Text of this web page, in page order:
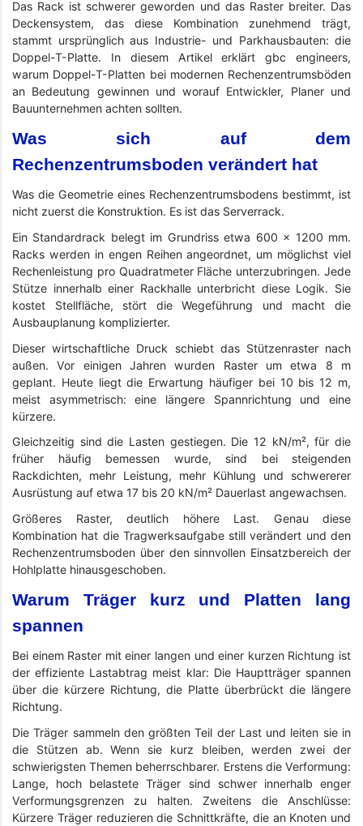
Das Rack ist schwerer geworden und das Raster breiter. Das
Deckensystem, das diese Kombination zunehmend trägt,
stammt ursprünglich aus Industrie- und Parkhausbauten: die
Doppel-T-Platte. In diesem Artikel erklärt gbc engineers,
warum Doppel-T-Platten bei modernen Rechenzentrumsböden
an Bedeutung gewinnen und worauf Entwickler, Planer und
Bauunternehmen achten sollten.
Was sich auf dem
Rechenzentrumsboden verändert hat
Was die Geometrie eines Rechenzentrumsbodens bestimmt, ist
nicht zuerst die Konstruktion. Es ist das Serverrack.
Ein Standardrack belegt im Grundriss etwa 600 × 1200 mm.
Racks werden in engen Reihen angeordnet, um möglichst viel
Rechenleistung pro Quadratmeter Fläche unterzubringen. Jede
Stütze innerhalb einer Rackhalle unterbricht diese Logik. Sie
kostet Stellfläche, stört die Wegeführung und macht die
Ausbauplanung komplizierter.
Dieser wirtschaftliche Druck schiebt das Stützenraster nach
außen. Vor einigen Jahren wurden Raster um etwa 8 m
geplant. Heute liegt die Erwartung häufiger bei 10 bis 12 m,
meist asymmetrisch: eine längere Spannrichtung und eine
kürzere.
Gleichzeitig sind die Lasten gestiegen. Die 12 kN/m², für die
früher häufig bemessen wurde, sind bei steigenden
Rackdichten, mehr Leistung, mehr Kühlung und schwererer
Ausrüstung auf etwa 17 bis 20 kN/m² Dauerlast angewachsen.
Größeres Raster, deutlich höhere Last. Genau diese
Kombination hat die Tragwerksaufgabe still verändert und den
Rechenzentrumsboden über den sinnvollen Einsatzbereich der
Hohlplatte hinausgeschoben.
Warum Träger kurz und Platten lang
spannen
Bei einem Raster mit einer langen und einer kurzen Richtung ist
der effiziente Lastabtrag meist klar: Die Hauptträger spannen
über die kürzere Richtung, die Platte überbrückt die längere
Richtung.
Die Träger sammeln den größten Teil der Last und leiten sie in
die Stützen ab. Wenn sie kurz bleiben, werden zwei der
schwierigsten Themen beherrschbarer. Erstens die Verformung:
Lange, hoch belastete Träger sind schwer innerhalb enger
Verformungsgrenzen zu halten. Zweitens die Anschlüsse:
Kürzere Träger reduzieren die Schnittkräfte, die an Knoten und